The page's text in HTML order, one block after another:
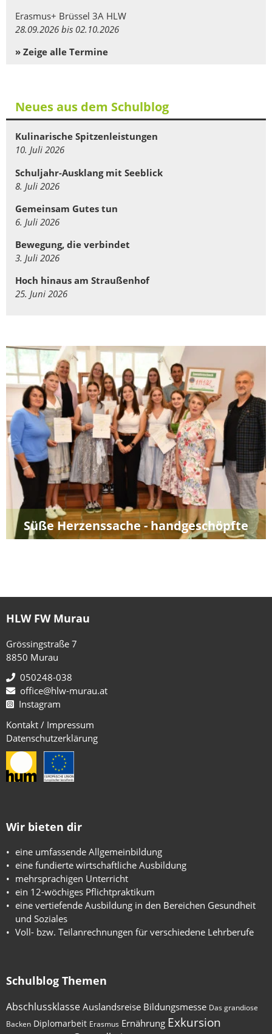
Erasmus+ Brüssel 3A HLW
28.09.2026 bis 02.10.2026
» Zeige alle Termine
Neues aus dem Schulblog
Kulinarische Spitzenleistungen
10. Juli 2026
Schuljahr-Ausklang mit Seeblick
8. Juli 2026
Gemeinsam Gutes tun
6. Juli 2026
Bewegung, die verbindet
3. Juli 2026
Hoch hinaus am Straußenhof
25. Juni 2026
Süße Herzenssache - handgeschöpfte
HLW FW Murau
Grössingstraße 7
8850 Murau
050248-038
office@hlw-murau.at
Instagram
Kontakt / Impressum
Datenschutzerklärung
Wir bieten dir
eine umfassende Allgemeinbildung
eine fundierte wirtschaftliche Ausbildung
mehrsprachigen Unterricht
ein 12-wöchiges Pflichtpraktikum
eine vertiefende Ausbildung in den Bereichen Gesundheit
und Soziales
Voll- bzw. Teilanrechnungen für verschiedene Lehrberufe
Schulblog Themen
AbschlussklasseAuslandsreise Bildungsmesse Das grandiose
Backen Diplomarbeit Erasmus Ernährung Exkursion